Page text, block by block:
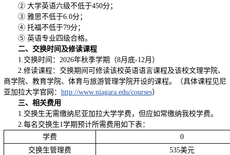
② 大学英语六级不低于450分；
③ 雅思不低于6.0分；
④ 托福不低于79分；
⑤ 英语专业四级合格。
二、交换时间及修读课程
1.交换时间：2026年秋季学期（8月底-12月）
2.修读课程：交换期间可修读该校英语语言课程及该校文理学院、
商学院、教育学院、体育与旅游管理学院开设的课程。（具体课程见尼
亚加拉大学官网： http://www.niagara.edu/courses）
三、相关费用
1.交换生无需缴纳尼亚加拉大学学费，但应如常缴纳我校学费。
2.每名交换生1学期预计所需费用如下表：
学费
0
交换生管理费
535美元